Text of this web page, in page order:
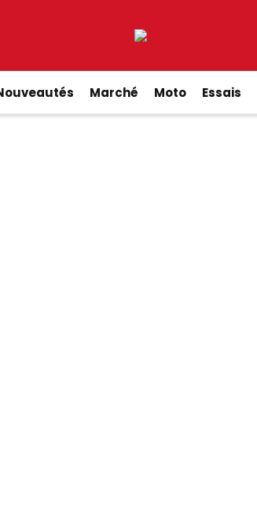
Marché Moto Essais